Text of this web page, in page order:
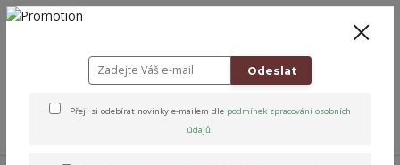
+420 778 743 310
Odeslat
Přeji si odebírat novinky e-mailem dle podmínek zpracování osobních
údajů.